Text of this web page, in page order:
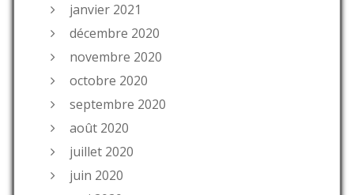
janvier 2021
décembre 2020
novembre 2020
octobre 2020
septembre 2020
août 2020
juillet 2020
juin 2020